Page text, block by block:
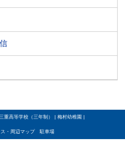
三重高等学校（三年制） | 梅村幼稚園 |
ス・周辺マップ 駐車場